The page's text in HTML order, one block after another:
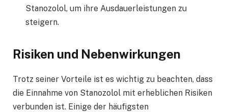
Stanozolol, um ihre Ausdauerleistungen zu
steigern.
Risiken und Nebenwirkungen
Trotz seiner Vorteile ist es wichtig zu beachten, dass
die Einnahme von Stanozolol mit erheblichen Risiken
verbunden ist. Einige der häufigsten